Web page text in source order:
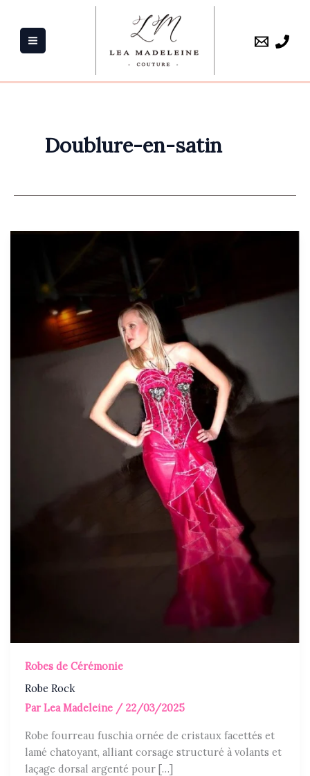
contenu
Doublure-en-satin
Robes de Cérémonie
Robe Rock
ParLea Madeleine / 22/03/2025
Robe fourreau fuschia ornée de cristaux facettés et
lamé chatoyant, alliant corsage structuré à volants et
laçage dorsal argenté pour […]